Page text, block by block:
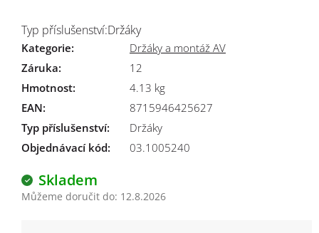
Skladem
Můžeme doručit do: 12.8.2026
Typ příslušenství:Držáky
Kategorie:
Držáky a montáž AV
Záruka:
12
Hmotnost:
4.13 kg
EAN:
8715946425627
Typ příslušenství:
Držáky
Objednávací kód:
03.1005240